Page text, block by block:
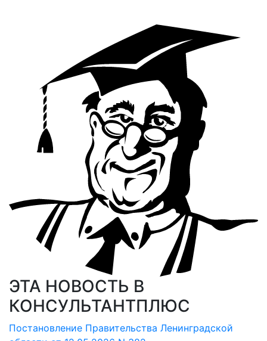
ЭТА НОВОСТЬ В
КОНСУЛЬТАНТПЛЮС
Постановление Правительства Ленинградской